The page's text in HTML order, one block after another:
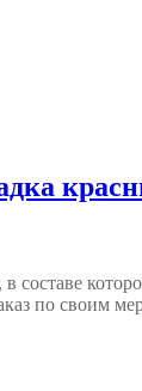
по своим